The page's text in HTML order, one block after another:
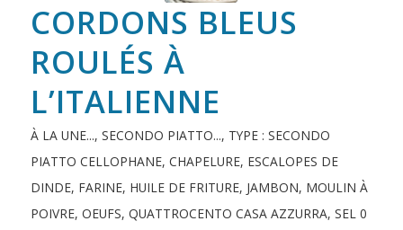
CORDONS BLEUS
ROULÉS À
L’ITALIENNE
À LA UNE..., SECONDO PIATTO..., TYPE : SECONDO
PIATTO CELLOPHANE, CHAPELURE, ESCALOPES DE
DINDE, FARINE, HUILE DE FRITURE, JAMBON, MOULIN À
POIVRE, OEUFS, QUATTROCENTO CASA AZZURRA, SEL 0